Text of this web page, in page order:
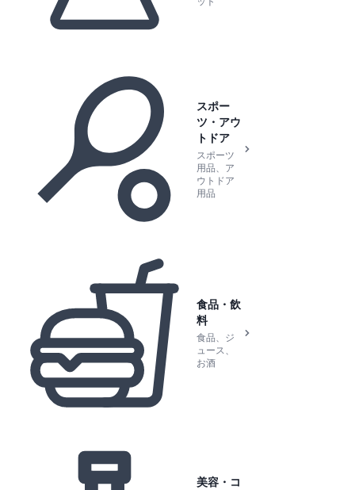
スポー
ツ・アウ
トドア
スポーツ
用品、ア
ウトドア
用品
食品・飲
料
食品、ジ
ュース、
お酒
美容・コ